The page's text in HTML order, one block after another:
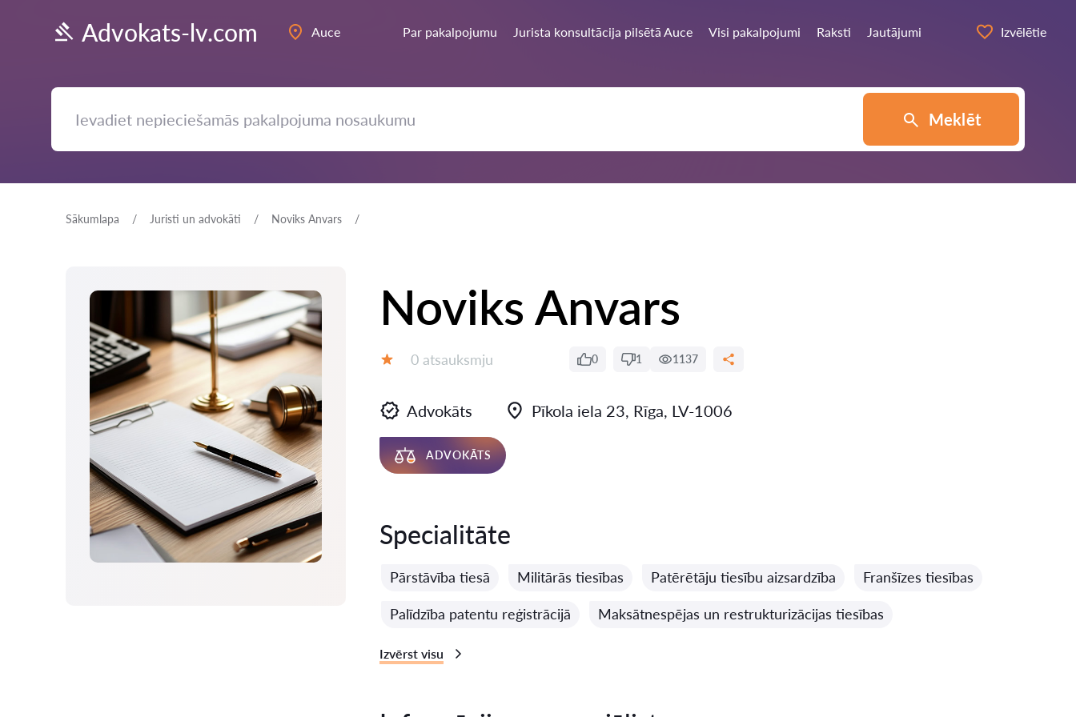
Advokats-lv.com Auce Par pakalpojumu Jurista konsultācija pilsētā Auce Visi pakalpojumi Raksti Jautājumi Izvēlētie
Meklēt
Sākumlapa Juristi un advokāti Noviks Anvars
Noviks Anvars
Atsauksmes:
0 atsauksmju 0 1 1137
Advokāts Pīkola iela 23, Rīga, LV-1006
ADVOKĀTS
Specialitāte
Pārstāvība tiesā Militārās tiesības Patērētāju tiesību aizsardzība Franšīzes tiesības
Palīdzība patentu reģistrācijā Maksātnespējas un restrukturizācijas tiesības
Izvērst visu